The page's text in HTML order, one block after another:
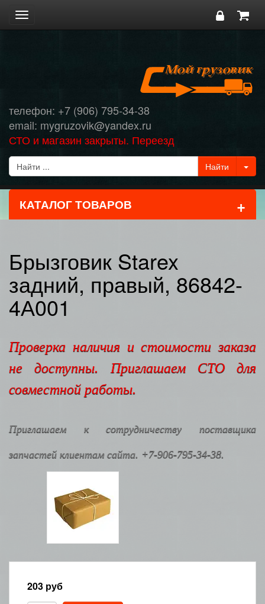
Toggle
navigation
телефон: +7 (906) 795-34-38
email: mygruzovik@yandex.ru
СТО и магазин закрыты. Переезд
КАТАЛОГ ТОВАРОВ +
Брызговик Starex
задний, правый, 86842-
4А001
Проверка наличия и стоимости заказа
не доступны. Приглашаем СТО для
совместной работы.
Приглашаем к сотрудничеству поставщика
запчастей клиентам сайта. +7-906-795-34-38.
203 руб